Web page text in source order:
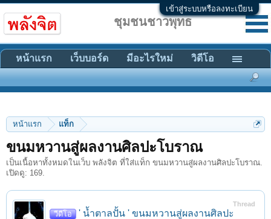
เข้าสู่ระบบหรือลงทะเบียน
หน้าแรก แท็ก
ขนมหวานสู่ผลงานศิลปะโบราณ
เป็นเนื้อหาทั้งหมดในเว็บ พลังจิต ที่ใส่แท็ก ขนมหวานสู่ผลงานศิลปะโบราณ.
เปิดดู: 169.
Thread
วีดีโอ
' น้ำตาลปั้น ' ขนมหวานสู่ผลงานศิลปะ
ชุมชนชาวพุทธ
หน้าแรก เว็บบอร์ด มีอะไรใหม่ วิดีโอ